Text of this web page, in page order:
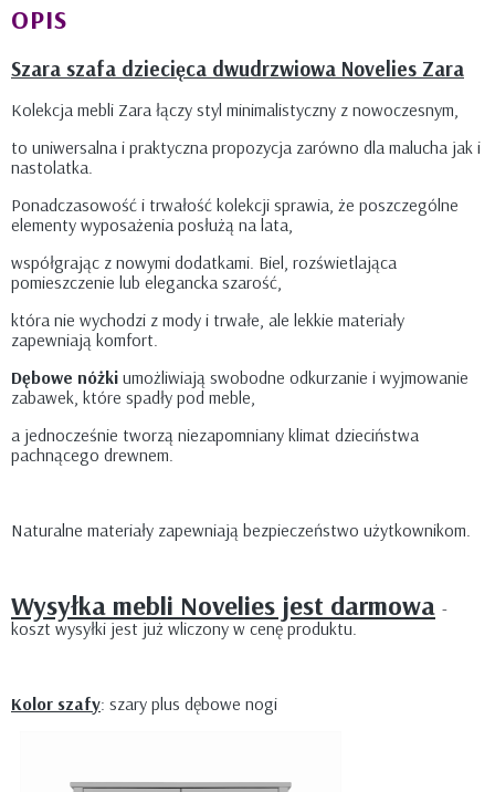
OPIS
Szara szafa dziecięca dwudrzwiowa Novelies Zara
Kolekcja mebli Zara łączy styl minimalistyczny z nowoczesnym,
to uniwersalna i praktyczna propozycja zarówno dla malucha jak i
nastolatka.
Ponadczasowość i trwałość kolekcji sprawia, że poszczególne
elementy wyposażenia posłużą na lata,
współgrając z nowymi dodatkami. Biel, rozświetlająca
pomieszczenie lub elegancka szarość,
która nie wychodzi z mody i trwałe, ale lekkie materiały
zapewniają komfort.
Dębowe nóżki umożliwiają swobodne odkurzanie i wyjmowanie
zabawek, które spadły pod meble,
a jednocześnie tworzą niezapomniany klimat dzieciństwa
pachnącego drewnem.
Naturalne materiały zapewniają bezpieczeństwo użytkownikom.
Wysyłka mebli Novelies jest darmowa -
koszt wysyłki jest już wliczony w cenę produktu.
Kolor szafy: szary plus dębowe nogi